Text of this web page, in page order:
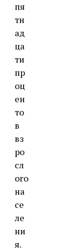
пя
тн
ад
ца
ти
пр
оц
ен
то
в
вз
ро
сл
ого
на
се
ле
ни
я.